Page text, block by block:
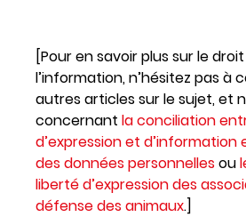
[Pour en savoir plus sur le
l’information, n’hésitez pas à
autres articles sur le sujet, et
concernant la conciliation
d’expression et
des données personnellesou
liberté d’expression des
défense des animaux.]